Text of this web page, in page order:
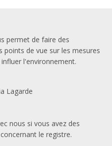
permet de faire des
de vue sur les mesures
l'environnement.
Lagarde
nous si vous avez des
le registre.